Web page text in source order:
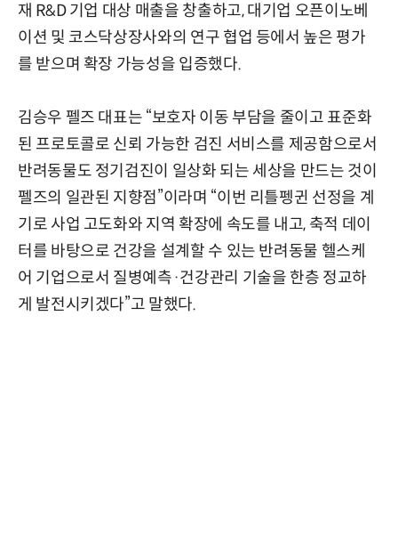
재 R&D 기업 대상 매출을 창출하고, 대기업 오픈이노베
이션 및 코스닥상장사와의 연구 협업 등에서 높은 평가
를 받으며 확장 가능성을 입증했다.
김승우 펠즈 대표는 “보호자 이동 부담을 줄이고 표준화
된 프로토콜로 신뢰 가능한 검진 서비스를 제공함으로서
반려동물도 정기검진이 일상화 되는 세상을 만드는 것이
펠즈의 일관된 지향점”이라며 “이번 리틀펭귄 선정을 계
기로 사업 고도화와 지역 확장에 속도를 내고, 축적 데이
터를 바탕으로 건강을 설계할 수 있는 반려동물 헬스케
어 기업으로서 질병예측·건강관리 기술을 한층 정교하
게 발전시키겠다”고 말했다.